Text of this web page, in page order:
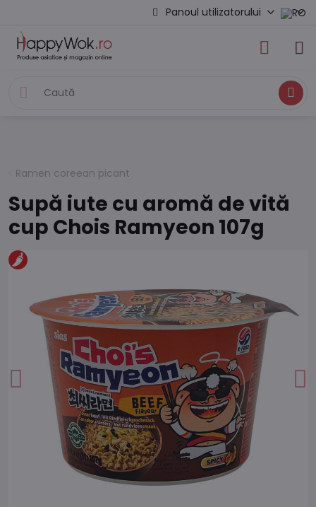
Panoul utilizatorului
Caută
Ramen coreean picant
Supă iute cu aromă de vită
cup Chois Ramyeon 107g